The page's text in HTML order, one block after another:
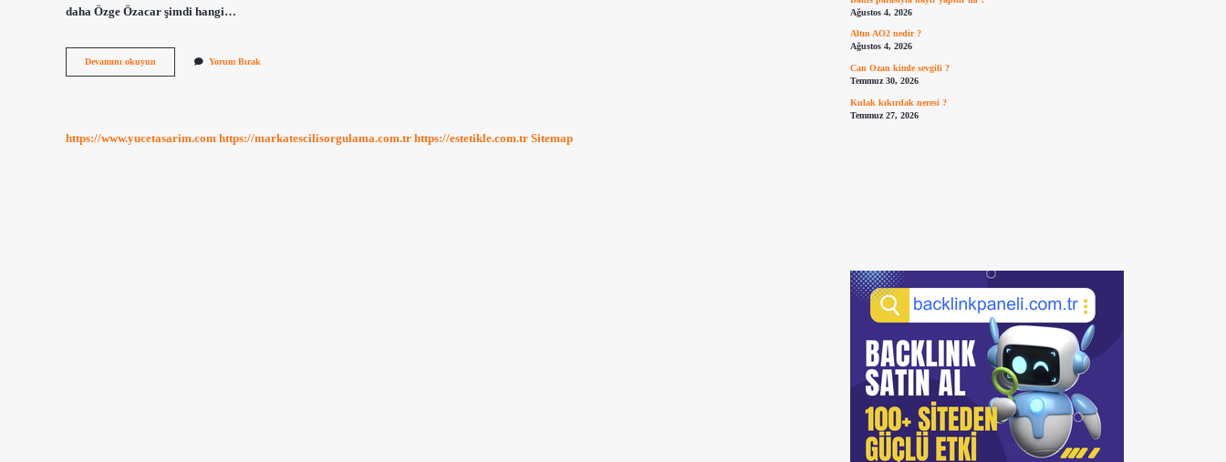
daha Özge Özacar şimdi hangi…
Devamını okuyun
Borak
Yorum Bırak
https://www.yucetasarim.com https://markatescilisorgulama.com.tr https://estetikle.com.tr Sitemap
Ağustos 4, 2026
Altın AO2 nedir ?
Ağustos 4, 2026
Can Ozan kimle sevgili ?
Temmuz 30, 2026
Kulak kıkırdak neresi ?
Temmuz 27, 2026